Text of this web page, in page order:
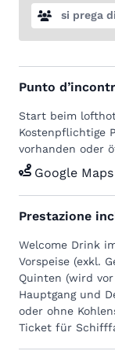
Feigen geniesst
Schiff geht es
wartet ein
Tourendetails
Wunsch 30
etwas Steigung
si prega
Punto
Start beim
Kostenpflichtige
vorhanden oder
Google Maps
Prestazione
Welcome Drink
Vorspeise (exkl.
Quinten (wird
Hauptgang und
oder ohne
Ticket für